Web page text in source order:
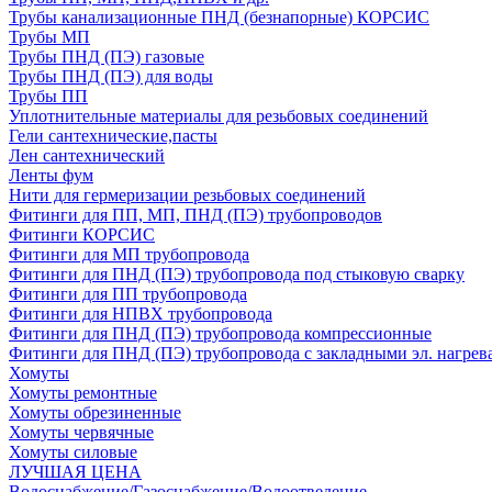
Трубы канализационные ПНД (безнапорные) КОРСИС
Трубы МП
Трубы ПНД (ПЭ) газовые
Трубы ПНД (ПЭ) для воды
Трубы ПП
Уплотнительные материалы для резьбовых соединений
Гели сантехнические,пасты
Лен сантехнический
Ленты фум
Нити для гермеризации резьбовых соединений
Фитинги для ПП, МП, ПНД (ПЭ) трубопроводов
Фитинги КОРСИС
Фитинги для МП трубопровода
Фитинги для ПНД (ПЭ) трубопровода под стыковую сварку
Фитинги для ПП трубопровода
Фитинги для НПВХ трубопровода
Фитинги для ПНД (ПЭ) трубопровода компрессионные
Фитинги для ПНД (ПЭ) трубопровода с закладными эл.
Хомуты
Хомуты ремонтные
Хомуты обрезиненные
Хомуты червячные
Хомуты силовые
ЛУЧШАЯ ЦЕНА